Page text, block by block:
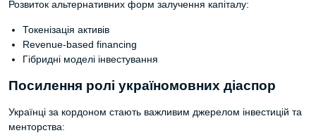
Розвиток альтернативних форм залучення капіталу:
Токенізація активів
Revenue-based financing
Гібридні моделі інвестування
Посилення ролі україномовних діаспор
Українці за кордоном стають важливим джерелом інвестицій та
менторства: